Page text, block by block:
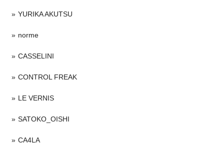
YURIKA AKUTSU
norme
CASSELINI
CONTROL FREAK
LE VERNIS
SATOKO_OISHI
CA4LA